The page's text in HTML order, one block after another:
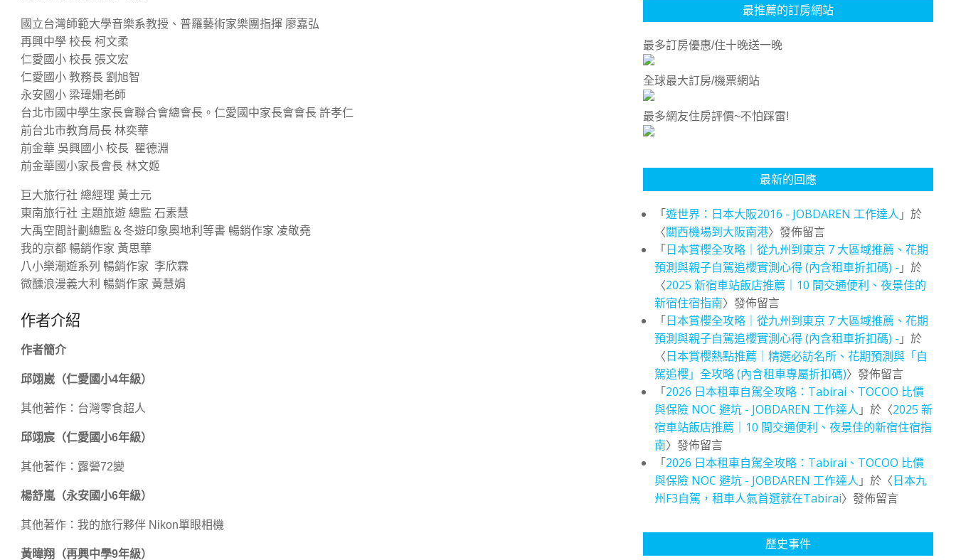
國立台灣師範大學音樂系教授、普羅藝術家樂團指揮 廖嘉弘
再興中學 校長 柯文柔
仁愛國小 校長 張文宏
仁愛國小 教務長 劉旭智
永安國小 梁瑋姍老師
台北市國中學生家長會聯合會總會長。仁愛國中家長會會長 許孝仁
前台北市教育局長 林奕華
前金華 吳興國小 校長 瞿德淵
前金華國小家長會長 林文姬
巨大旅行社 總經理 黃士元
東南旅行社 主題旅遊 總監 石素慧
大禹空間計劃總監＆冬遊印象奧地利等書 暢銷作家 凌敬堯
我的京都 暢銷作家 黃思華
八小樂潮遊系列 暢銷作家 李欣霖
微醺浪漫義大利 暢銷作家 黃慧娟
作者介紹
作者簡介
邱翊崴（仁愛國小4年級）
其他著作：台灣零食超人
邱翊宸（仁愛國小6年級）
其他著作：露營72變
楊舒嵐（永安國小6年級）
其他著作：我的旅行夥伴 Nikon單眼相機
黃暐翔（再興中學9年級）
最推薦的訂房網站
最多訂房優惠/住十晚送一晚
全球最大訂房/機票網站
最多網友住房評價~不怕踩雷!
最新的回應
「遊世界：日本大阪2016 - JOBDAREN 工作達人 」於
〈關西機場到大阪南港〉發佈留言
「日本賞櫻全攻略｜從九州到東京 7 大區域推薦、花期
預測與親子自駕追櫻實測心得 (內含租車折扣碼) - 」於
〈2025 新宿車站飯店推薦｜10 間交通便利、夜景佳的
新宿住宿指南〉發佈留言
「日本賞櫻全攻略｜從九州到東京 7 大區域推薦、花期
預測與親子自駕追櫻實測心得 (內含租車折扣碼) - 」於
〈日本賞櫻熱點推薦｜精選必訪名所、花期預測與「自
駕追櫻」全攻略 (內含租車專屬折扣碼)〉發佈留言
「2026 日本租車自駕全攻略：Tabirai、TOCOO 比價
與保險 NOC 避坑 - JOBDAREN 工作達人 」於〈2025 新
宿車站飯店推薦｜10 間交通便利、夜景佳的新宿住宿指
南〉發佈留言
「2026 日本租車自駕全攻略：Tabirai、TOCOO 比價
與保險 NOC 避坑 - JOBDAREN 工作達人 」於〈日本九
州F3自駕，租車人氣首選就在Tabirai〉發佈留言
歷史事件